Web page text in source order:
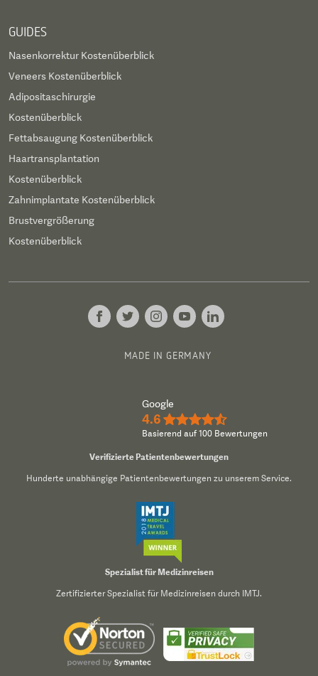
GUIDES
Nasenkorrektur Kostenüberblick
Veneers Kostenüberblick
Adipositaschirurgie
Kostenüberblick
Fettabsaugung Kostenüberblick
Haartransplantation
Kostenüberblick
Zahnimplantate Kostenüberblick
Brustvergrößerung
Kostenüberblick
MADE IN GERMANY
Google
4.6 ★★★★½
Basierend auf 100 Bewertungen
Verifizierte Patientenbewertungen
Hunderte unabhängige Patientenbewertungen zu unserem Service.
Spezialist für Medizinreisen
Zertifizierter Spezialist für Medizinreisen durch IMTJ.